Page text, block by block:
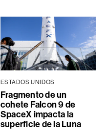
ESTADOS UNIDOS
Fragmento de un
cohete Falcon 9 de
SpaceX impacta la
superficie de la Luna